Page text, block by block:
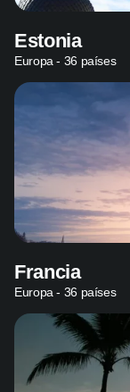
Estonia
Europa - 36 países
Francia
Europa - 36 países